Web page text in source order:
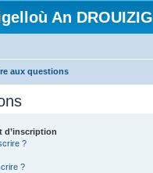
An DROUIZIG
aux questions
d’inscription
?
?